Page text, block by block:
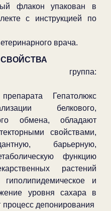
флакон упакован в
с инструкцией по
врача.
группа:
Гепатолюкс
белкового,
обмена, обладают
свойствами,
барьерную,
функцию
растений
и
уровня сахара в
процесс депонирования